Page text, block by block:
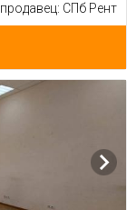
продавец: СПб Рент